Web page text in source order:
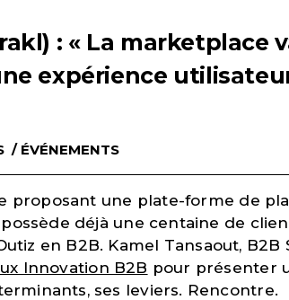
: « La marketplace
expérience
/ ÉVÉNEMENTS
proposant une plate-forme de
possède déjà une centaine de
en B2B. Kamel Tansaout,
Innovation B2B pour présenter
ses leviers. Rencontre.